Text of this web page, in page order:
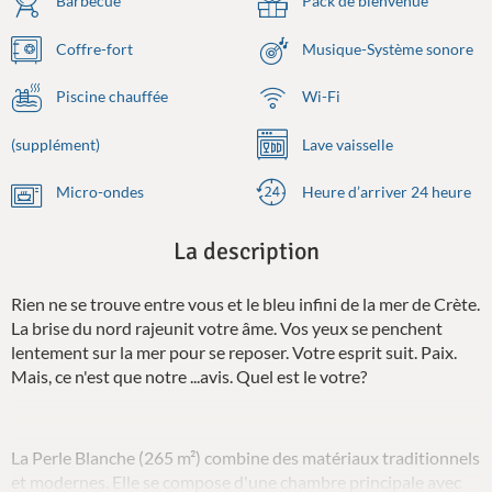
Coffre-fort Musique-Système sonore
Piscine chauffée
(supplément)
Wi-Fi
Lave vaisselle
Micro-ondes Heure d’arriver 24 heure
La description
Rien ne se trouve entre vous et le bleu infini de la mer de Crète.
La brise du nord rajeunit votre âme. Vos yeux se penchent
lentement sur la mer pour se reposer. Votre esprit suit. Paix.
Mais, ce n'est que notre ...avis. Quel est le votre?
La Perle Blanche (265 m²) combine des matériaux traditionnels
et modernes. Elle se compose d'une chambre principale avec